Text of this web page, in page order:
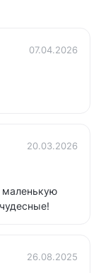
07.04.2026
20.03.2026
маленькую
26.08.2025